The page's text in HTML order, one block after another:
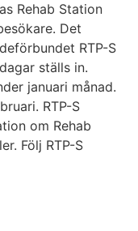
Rehab Station
Det
RTP-S
ställs in.
januari månad.
RTP-S
om Rehab
Följ RTP-S